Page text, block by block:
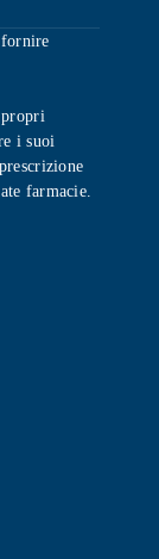
i suoi
farmacie.